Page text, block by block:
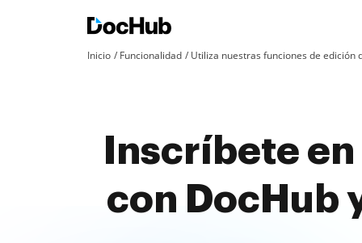
Inicio Funcionalidad Utiliza nuestras funciones de edición
Inscríbete
con DocHub